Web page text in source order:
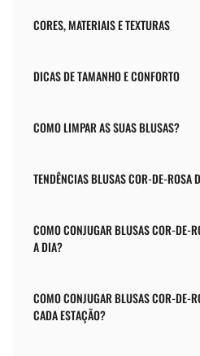
CORES, MATERIAIS E TEXTURAS
DICAS DE TAMANHO E CONFORTO
COMO LIMPAR AS SUAS BLUSAS?
TENDÊNCIAS BLUSAS COR-DE-
COMO CONJUGAR BLUSAS COR-DE-
A DIA?
COMO CONJUGAR BLUSAS COR-DE-
CADA ESTAÇÃO?